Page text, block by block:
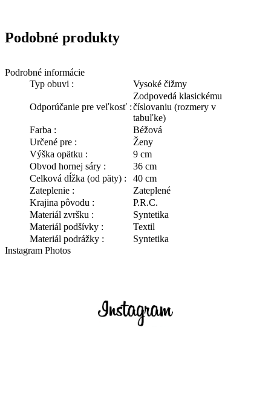
Podrobné informácie
Typ obuvi :
Vysoké čižmy
Odporúčanie pre veľkosť :
Zodpovedá klasickému
číslovaniu (rozmery v
tabuľke)
Farba :
Béžová
Určené pre :
Ženy
Výška opätku :
9 cm
Obvod hornej sáry :
36 cm
Celková dĺžka (od päty) :
40 cm
Zateplenie :
Zateplené
Krajina pôvodu :
P.R.C.
Materiál zvršku :
Syntetika
Materiál podšívky :
Textil
Materiál podrážky :
Syntetika
Instagram Photos
Podobné produkty